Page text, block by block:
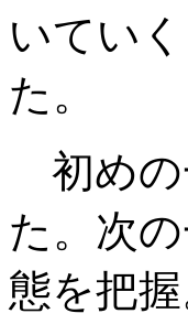
いてい
た。
初めの
た。次
態を把